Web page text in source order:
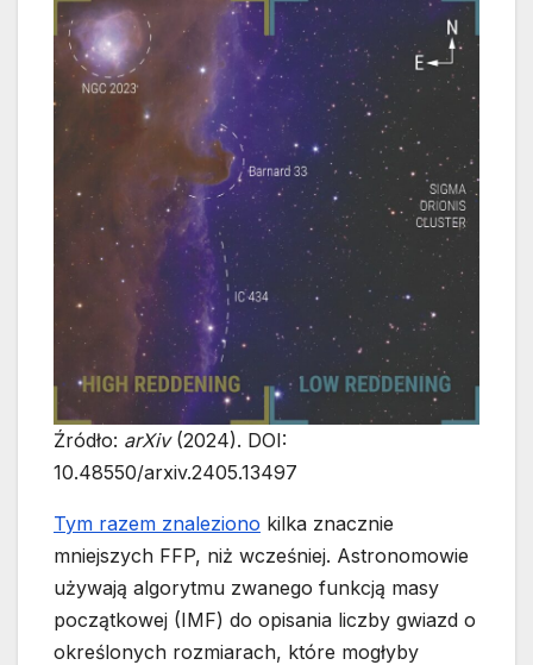
Źródło: arXiv(2024). DOI:
10.48550/arxiv.2405.13497
Tym razem znaleziono kilka znacznie
mniejszych FFP, niż wcześniej. Astronomowie
używają algorytmu zwanego funkcją masy
początkowej (IMF) do opisania liczby gwiazd o
określonych rozmiarach, które mogłyby